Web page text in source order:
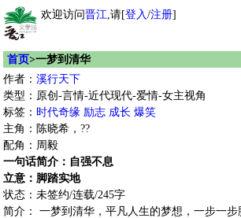
欢迎访问晋江,请[登入/注册]
首页>一梦到清华
作者： 溪行天下
类型：原创-言情-近代现代-爱情-女主视角
标签： 时代奇缘 励志 成长 爆笑
主角：陈晓希，??
配角：周毅
一句话简介：自强不息
立意：脚踏实地
状态：未签约/连载/245字
简介： 一梦到清华，平凡人生的梦想，一步一